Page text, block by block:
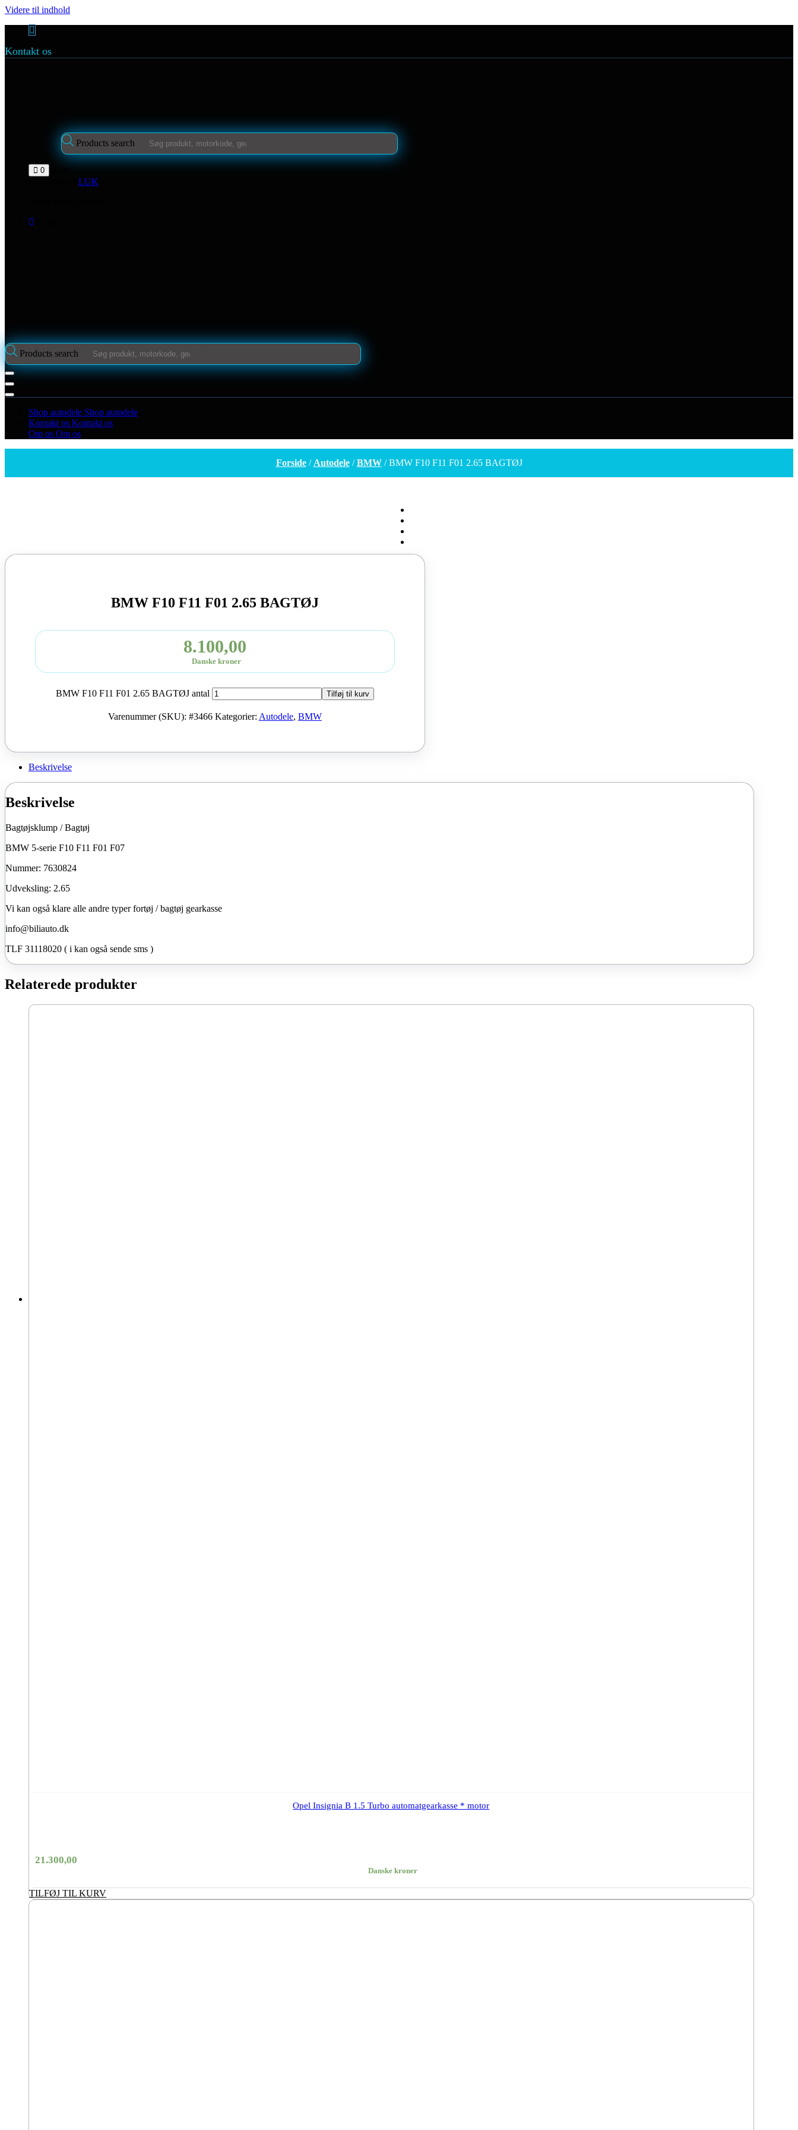
Videre til indhold
Kontakt os
Products search
0
LUK
Products search
Shop autodele Shop autodele
Kontakt os Kontakt os
Om os Om os
Forside/ Autodele/BMW/ BMW F10 F11 F01 2.65 BAGTØJ
BMW F10 F11 F01 2.65 BAGTØJ
8.100,00
Danske kroner
BMW F10 F11 F01 2.65 BAGTØJ antal Tilføj til kurv
Varenummer (SKU): #3466 Kategorier: Autodele, BMW
Beskrivelse
Beskrivelse
Bagtøjsklump / Bagtøj
BMW 5-serie F10 F11 F01 F07
Nummer: 7630824
Udveksling: 2.65
Vi kan også klare alle andre typer fortøj / bagtøj gearkasse
info@biliauto.dk
TLF 31118020 ( i kan også sende sms )
Relaterede produkter
Opel Insignia B 1.5 Turbo automatgearkasse * motor
21.300,00
Danske kroner
TILFØJ TIL KURV